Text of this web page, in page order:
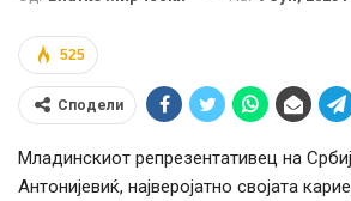
525
Сподели
Младинскиот репрезентативец на
Антонијевиќ, најверојатно својата